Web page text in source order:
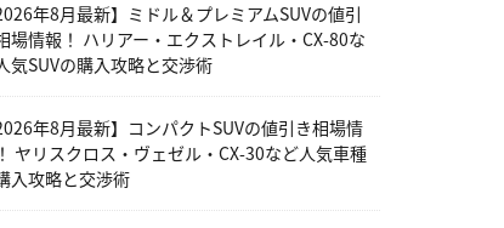
2026年8月最新】ミドル＆プレミアムSUVの値引
場情報！ ハリアー・エクストレイル・CX-80な
気SUVの購入攻略と交渉術
2026年8月最新】コンパクトSUVの値引き相場情
ヤリスクロス・ヴェゼル・CX-30など人気車種
入攻略と交渉術